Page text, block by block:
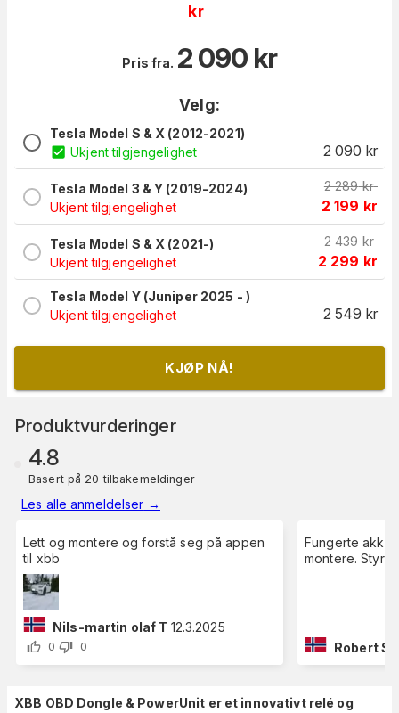
kr
Pris fra. 2 090 kr
Velg:
Tesla Model S & X (2012-2021)
Ukjent tilgjengelighet
2 090 kr
Tesla Model 3 & Y (2019-2024)
Ukjent tilgjengelighet
2 289 kr
2 199 kr
Tesla Model S & X (2021-)
Ukjent tilgjengelighet
2 439 kr
2 299 kr
Tesla Model Y (Juniper 2025 - )
Ukjent tilgjengelighet
2 549 kr
KJØP NÅ!
Produktvurderinger
4.8
Basert på 20 tilbakemeldinger
Les alle anmeldelser →
Lett og montere og forstå seg på appen
til xbb
Nils-martin olaf T 12.3.2025
0 0
Fungerte
montere.
Robert S
XBB OBD Dongle & PowerUnit er et innovativt relé og